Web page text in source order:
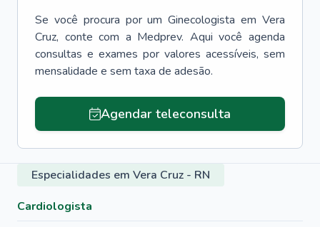
Se você procura por um Ginecologista em Vera
Cruz, conte com a Medprev. Aqui você agenda
consultas e exames por valores acessíveis, sem
mensalidade e sem taxa de adesão.
Agendar teleconsulta
Especialidades em Vera Cruz - RN
Cardiologista